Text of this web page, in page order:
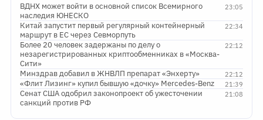
23:05
ВДНХ может войти в основной список Всемирного
наследия ЮНЕСКО
22:34
Китай запустит первый регулярный контейнерный
маршрут в ЕС через Севморпуть
22:12
Более 20 человек задержаны по делу о
незарегистрированных криптообменниках в «Москва-
Сити»
22:12
Минздрав добавил в ЖНВЛП препарат «Энхерту»
21:39
«Флит Лизинг» купил бывшую «дочку» Mercedes-Benz
21:08
Сенат США одобрил законопроект об ужесточении
санкций против РФ